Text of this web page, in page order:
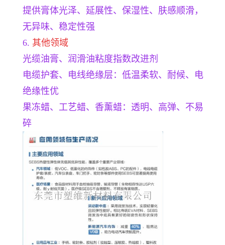
提供膏体光泽、延展性、保湿性、肤感顺滑，
无异味、稳定性强
6. 其他领域
光缆油膏、润滑油粘度指数改进剂
电缆护套、电线绝缘层：低温柔软、耐候、电
绝缘性优
果冻蜡、工艺蜡、香薰蜡：透明、高弹、不易
碎